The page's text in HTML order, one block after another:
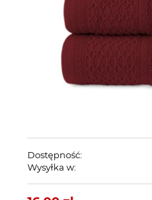
Dostępność:
Wysyłka w: